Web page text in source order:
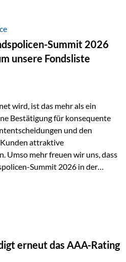
Eigenschaft macht es für
praktisch unverzichtbar.
in: Solarmodulen
Smartphones und Tablets…
Summit 2026
unsere Fondsliste
wird, ist das mehr als ein
Bestätigung für konsequente
und den
attraktive
Umso mehr freuen wir uns, dass
Summit 2026 in der
Fondspolicenreport der
Das Ergebnis: Die ETF-
zu den drei besten Angeboten
eine Bestätigung
erneut das AAA-Rating